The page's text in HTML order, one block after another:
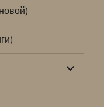
раскрыть
дочернее
меню